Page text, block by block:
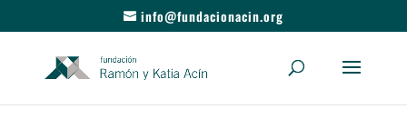
info@fundacionacin.org